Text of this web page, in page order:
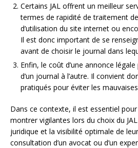
Certains JAL offrent un meilleur
termes de rapidité de traitement
d’utilisation du site internet ou
Il est donc important de se
avant de choisir le journal dans
Enfin, le coût d’une annonce
d’un journal à l’autre. Il convient
pratiqués pour éviter les
Dans ce contexte, il est essentiel
montrer vigilantes lors du choix du
juridique et la visibilité optimale de
consultation d’un avocat ou d’un